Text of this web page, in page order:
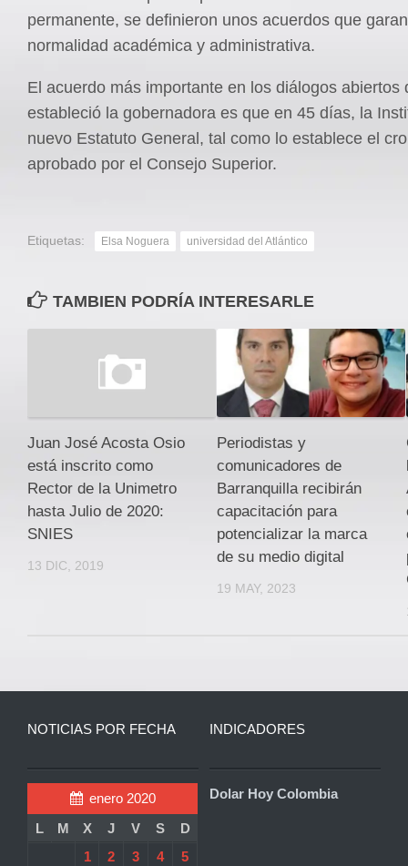
permanente, se definieron unos acuerdos que
normalidad académica y administrativa.
El acuerdo más importante en los diálogos abiertos
estableció la gobernadora es que en 45 días, la
nuevo Estatuto General, tal como lo establece el
aprobado por el Consejo Superior.
Etiquetas: Elsa Noguera universidad del Atlántico
TAMBIEN PODRÍA INTERESARLE
Juan José Acosta Osio
está inscrito como
Rector de la Unimetro
hasta Julio de 2020:
SNIES
13 DIC, 2019
Periodistas y
comunicadores de
Barranquilla recibirán
capacitación para
potencializar la marca
de su medio digital
19 MAY, 2023
NOTICIAS POR FECHA
enero 2020
L
M X J V S
D
1
2 3 4
5
INDICADORES
Dolar Hoy Colombia